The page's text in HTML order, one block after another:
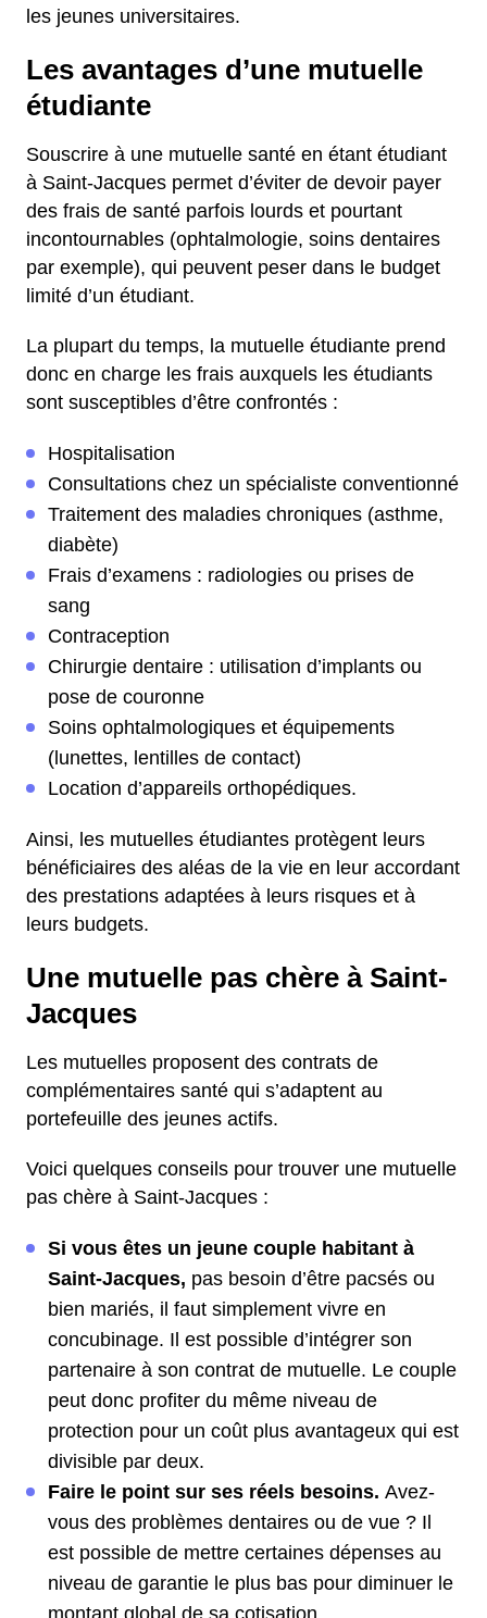
les jeunes universitaires.
Les avantages d’une mutuelle
étudiante
Souscrire à une mutuelle santé en étant étudiant
à Saint-Jacques permet d’éviter de devoir payer
des frais de santé parfois lourds et pourtant
incontournables (ophtalmologie, soins dentaires
par exemple), qui peuvent peser dans le budget
limité d’un étudiant.
La plupart du temps, la mutuelle étudiante prend
donc en charge les frais auxquels les étudiants
sont susceptibles d’être confrontés :
Hospitalisation
Consultations chez un spécialiste conventionné
Traitement des maladies chroniques (asthme,
diabète)
Frais d’examens : radiologies ou prises de
sang
Contraception
Chirurgie dentaire : utilisation d’implants ou
pose de couronne
Soins ophtalmologiques et équipements
(lunettes, lentilles de contact)
Location d’appareils orthopédiques.
Ainsi, les mutuelles étudiantes protègent leurs
bénéficiaires des aléas de la vie en leur accordant
des prestations adaptées à leurs risques et à
leurs budgets.
Une mutuelle pas chère à Saint-
Jacques
Les mutuelles proposent des contrats de
complémentaires santé qui s’adaptent au
portefeuille des jeunes actifs.
Voici quelques conseils pour trouver une mutuelle
pas chère à Saint-Jacques :
Si vous êtes un jeune couple habitant à
Saint-Jacques, pas besoin d’être pacsés ou
bien mariés, il faut simplement vivre en
concubinage. Il est possible d’intégrer son
partenaire à son contrat de mutuelle. Le couple
peut donc profiter du même niveau de
protection pour un coût plus avantageux qui est
divisible par deux.
Faire le point sur ses réels besoins. Avez-
vous des problèmes dentaires ou de vue ? Il
est possible de mettre certaines dépenses au
niveau de garantie le plus bas pour diminuer le
montant global de sa cotisation.